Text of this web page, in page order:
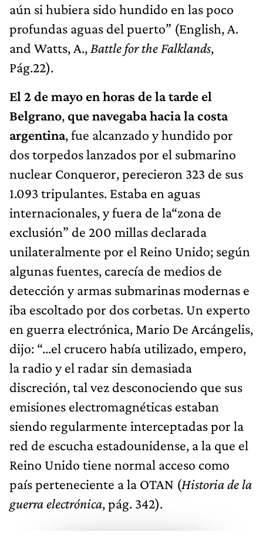
aún si hubiera sido hundido en las poco
profundas aguas del puerto” (English, A.
and Watts, A., Battle for the Falklands,
Pág.22).
El 2 de mayo en horas de la tarde el
Belgrano, que navegaba hacia la costa
argentina, fue alcanzado y hundido por
dos torpedos lanzados por el submarino
nuclear Conqueror, perecieron 323 de sus
1.093 tripulantes. Estaba en aguas
internacionales, y fuera de la“zona de
exclusión” de 200 millas declarada
unilateralmente por el Reino Unido; según
algunas fuentes, carecía de medios de
detección y armas submarinas modernas e
iba escoltado por dos corbetas. Un experto
en guerra electrónica, Mario De Arcángelis,
dijo: “…el crucero había utilizado, empero,
la radio y el radar sin demasiada
discreción, tal vez desconociendo que sus
emisiones electromagnéticas estaban
siendo regularmente interceptadas por la
red de escucha estadounidense, a la que el
Reino Unido tiene normal acceso como
país perteneciente a la OTAN (Historia de la
guerra electrónica, pág. 342).